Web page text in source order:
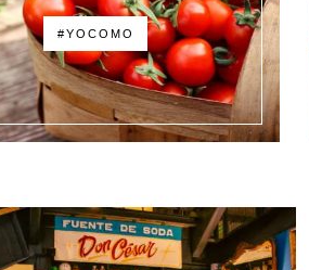
#YOCOMO